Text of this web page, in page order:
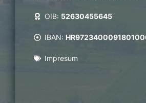
OIB: 52630455645
IBAN:
Impresum